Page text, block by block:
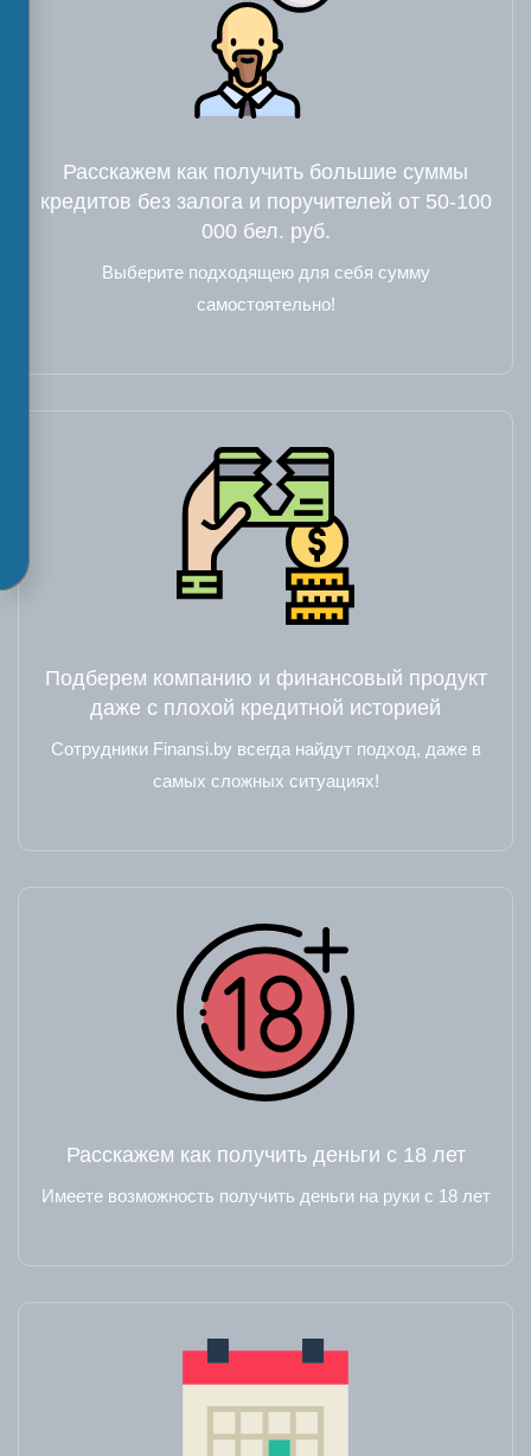
Расскажем как получить большие суммы
кредитов без залога и поручителей от 50-100
000 бел. руб.
Выберите подходящею для себя сумму
самостоятельно!
Подберем компанию и финансовый продукт
даже с плохой кредитной историей
Сотрудники Finansi.by всегда найдут подход, даже в
самых сложных ситуациях!
Расскажем как получить деньги с 18 лет
Имеете возможность получить деньги на руки с 18 лет